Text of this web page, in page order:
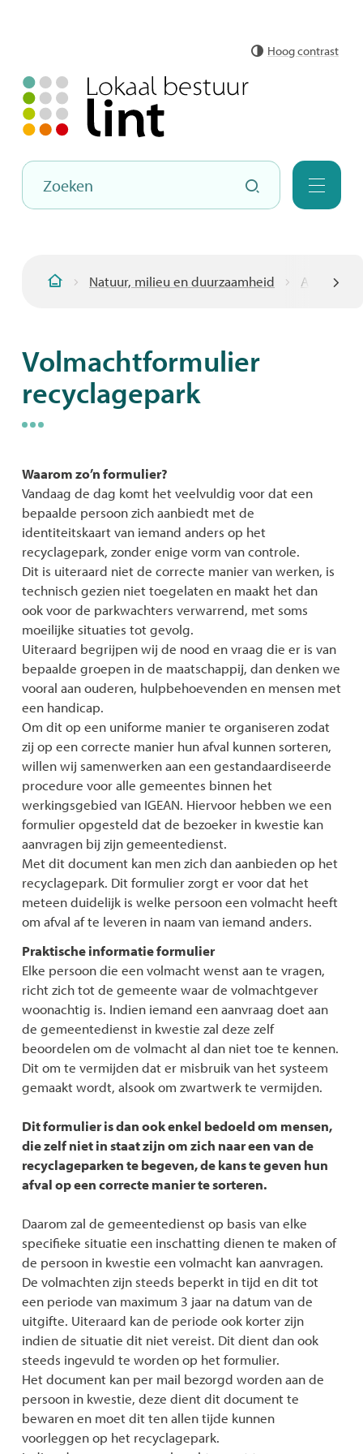
Hoog contrast
Hoe
kunnen
we
Zoeken
Menu
Natuur, milieu en duurzaamheid Afval
Volmachtformulier
recyclagepark
Waarom zo’n formulier?
Vandaag de dag komt het veelvuldig voor dat een
bepaalde persoon zich aanbiedt met de
identiteitskaart van iemand anders op het
recyclagepark, zonder enige vorm van controle.
Dit is uiteraard niet de correcte manier van werken, is
technisch gezien niet toegelaten en maakt het dan
ook voor de parkwachters verwarrend, met soms
moeilijke situaties tot gevolg.
Uiteraard begrijpen wij de nood en vraag die er is van
bepaalde groepen in de maatschappij, dan denken we
vooral aan ouderen, hulpbehoevenden en mensen met
een handicap.
Om dit op een uniforme manier te organiseren zodat
zij op een correcte manier hun afval kunnen sorteren,
willen wij samenwerken aan een gestandaardiseerde
procedure voor alle gemeentes binnen het
werkingsgebied van IGEAN. Hiervoor hebben we een
formulier opgesteld dat de bezoeker in kwestie kan
aanvragen bij zijn gemeentedienst.
Met dit document kan men zich dan aanbieden op het
recyclagepark. Dit formulier zorgt er voor dat het
meteen duidelijk is welke persoon een volmacht heeft
om afval af te leveren in naam van iemand anders.
Praktische informatie formulier
Elke persoon die een volmacht wenst aan te vragen,
richt zich tot de gemeente waar de volmachtgever
woonachtig is. Indien iemand een aanvraag doet aan
de gemeentedienst in kwestie zal deze zelf
beoordelen om de volmacht al dan niet toe te kennen.
Dit om te vermijden dat er misbruik van het systeem
gemaakt wordt, alsook om zwartwerk te vermijden.
Dit formulier is dan ook enkel bedoeld om mensen,
die zelf niet in staat zijn om zich naar een van de
recyclageparken te begeven, de kans te geven hun
afval op een correcte manier te sorteren.
Daarom zal de gemeentedienst op basis van elke
specifieke situatie een inschatting dienen te maken of
de persoon in kwestie een volmacht kan aanvragen.
De volmachten zijn steeds beperkt in tijd en dit tot
een periode van maximum 3 jaar na datum van de
uitgifte. Uiteraard kan de periode ook korter zijn
indien de situatie dit niet vereist. Dit dient dan ook
steeds ingevuld te worden op het formulier.
Het document kan per mail bezorgd worden aan de
persoon in kwestie, deze dient dit document te
bewaren en moet dit ten allen tijde kunnen
voorleggen op het recyclagepark.